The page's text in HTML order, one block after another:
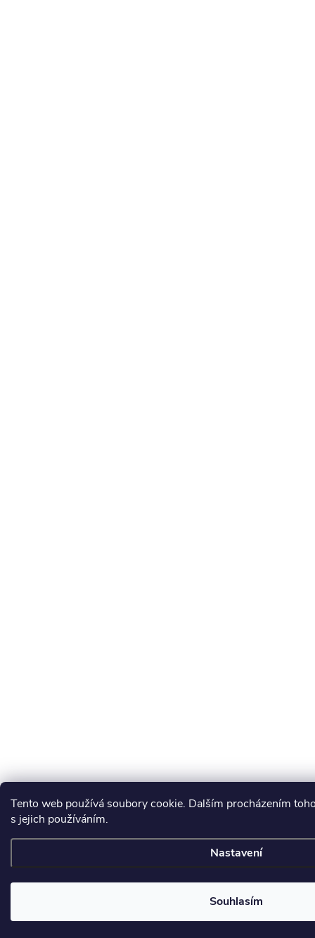
Tento web používá soubory cookie. Dalším procházením
s jejich používáním.
Nastavení
Souhlasím